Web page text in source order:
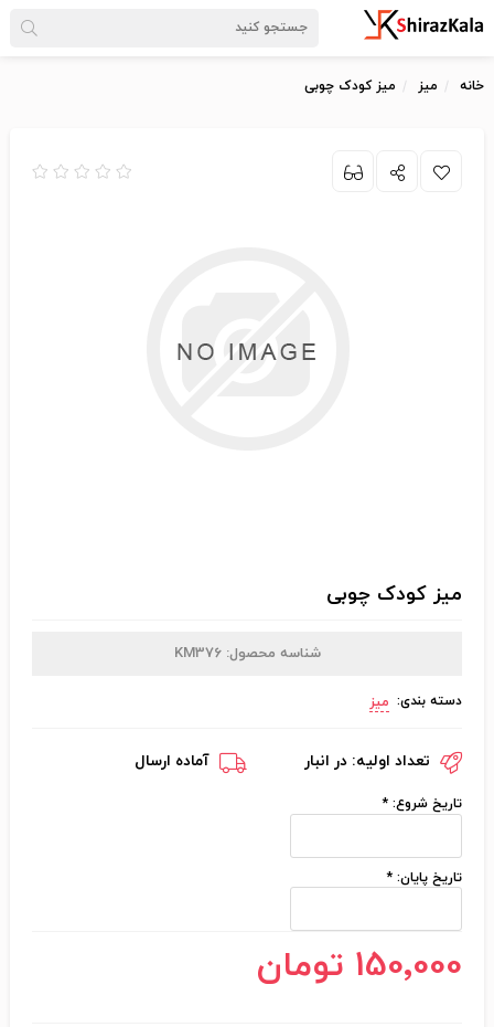
خانه میز میز کودک چوبی
میز کودک چوبی
شناسه محصول: KM376
دسته بندی: میز
تعداد اولیه: در انبار آماده ارسال
تاریخ شروع: *
تاریخ پایان: *
150٬000 تومان